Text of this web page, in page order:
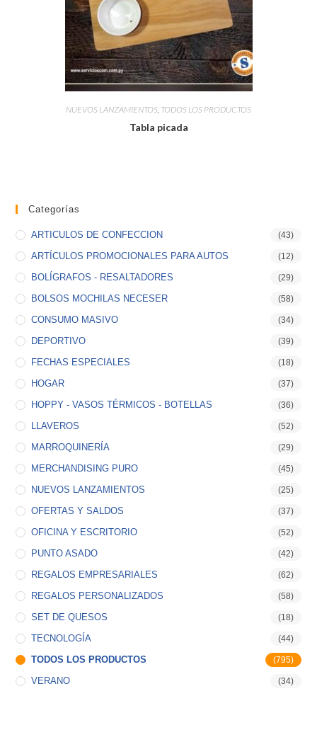
NUEVOS LANZAMIENTOS TODOS LOS PRODUCTOS
Tabla picada
Categorías
ARTICULOS DE CONFECCION (43)
ARTÍCULOS PROMOCIONALES PARA AUTOS (12)
BOLÍGRAFOS - RESALTADORES (29)
BOLSOS MOCHILAS NECESER (58)
CONSUMO MASIVO (34)
DEPORTIVO (39)
FECHAS ESPECIALES (18)
HOGAR (37)
HOPPY - VASOS TÉRMICOS - BOTELLAS (36)
LLAVEROS (52)
MARROQUINERÍA (29)
MERCHANDISING PURO (45)
NUEVOS LANZAMIENTOS (25)
OFERTAS Y SALDOS (37)
OFICINA Y ESCRITORIO (52)
PUNTO ASADO (42)
REGALOS EMPRESARIALES (62)
REGALOS PERSONALIZADOS (58)
SET DE QUESOS (18)
TECNOLOGÍA (44)
TODOS LOS PRODUCTOS (795)
VERANO (34)